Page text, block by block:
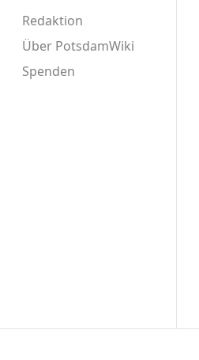
Redaktion
Über PotsdamWiki
Spenden